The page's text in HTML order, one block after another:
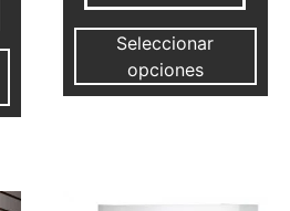
Seleccionar
opciones